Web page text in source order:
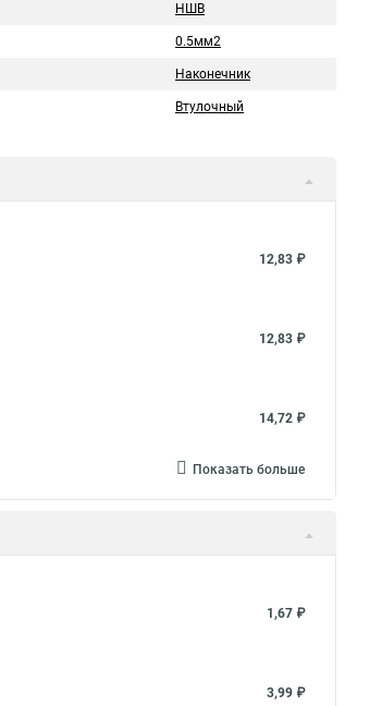
НШВ
0.5мм2
Наконечник
Втулочный
12,83 ₽
12,83 ₽
14,72 ₽
Показать больше
1,67 ₽
3,99 ₽